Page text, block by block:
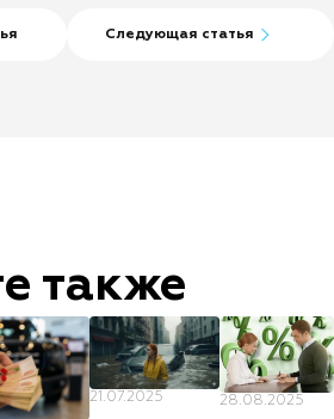
Следующая статья
также
21.07.2025 28.08.2025